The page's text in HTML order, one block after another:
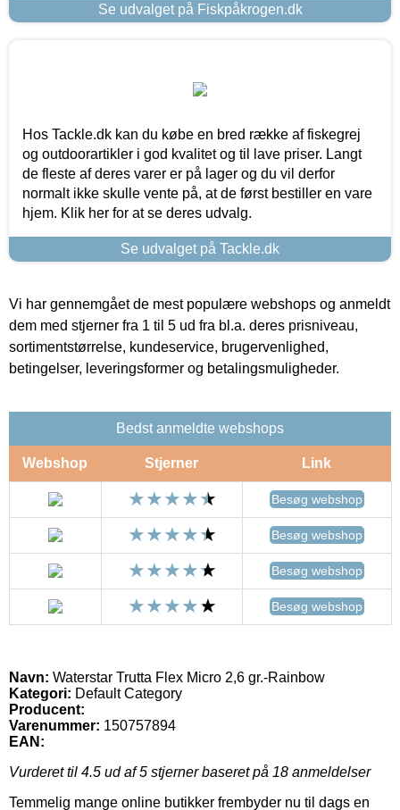
Se udvalget på Fiskpåkrogen.dk
Hos Tackle.dk kan du købe en bred række af fiskegrej
og outdoorartikler i god kvalitet og til lave priser. Langt
de fleste af deres varer er på lager og du vil derfor
normalt ikke skulle vente på, at de først bestiller en vare
hjem. Klik her for at se deres udvalg.
Se udvalget på Tackle.dk
Vi har gennemgået de mest populære webshops og anmeldt
dem med stjerner fra 1 til 5 ud fra bl.a. deres prisniveau,
sortimentstørrelse, kundeservice, brugervenlighed,
betingelser, leveringsformer og betalingsmuligheder.
Bedst anmeldte webshops
Webshop Stjerner Link
Besøg webshop
Besøg webshop
Besøg webshop
Besøg webshop
Navn: Waterstar Trutta Flex Micro 2,6 gr.-Rainbow
Kategori: Default Category
Producent:
Varenummer: 150757894
EAN:
Vurderet til 4.5 ud af 5 stjerner baseret på 18 anmeldelser
Temmelig mange online butikker frembyder nu til dags en